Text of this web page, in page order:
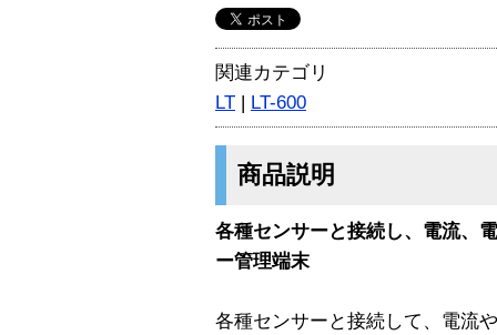
関連カテゴリ
LT | LT-600
商品説明
各種センサーと接続し、電流、
ー管理端末
各種センサーと接続して、電流